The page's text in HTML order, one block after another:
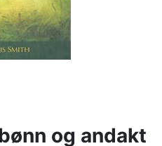
og andakt